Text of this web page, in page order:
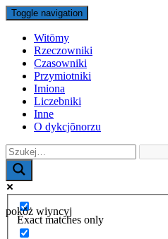
Toggle navigation
Witōmy
Rzeczowniki
Czasowniki
Przymiotniki
Imiona
Liczebniki
Inne
O dykcjōnorzu
pokŏż wiyncyj
Exact matches only